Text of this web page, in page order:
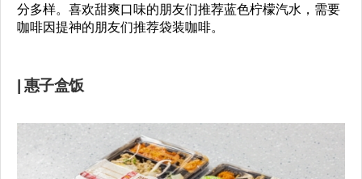
分多样。喜欢甜爽口味的朋友们推荐蓝色柠檬汽水，需要
咖啡因提神的朋友们推荐袋装咖啡。
| 惠子盒饭